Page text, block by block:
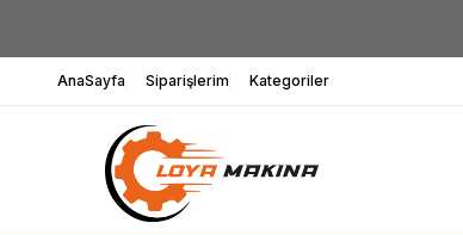
AnaSayfa Siparişlerim Kategoriler